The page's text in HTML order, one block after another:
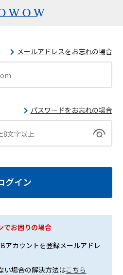
メールアドレスをお忘れの場合
パスワードをお忘れの場合
でお困りの場合
アカウントを登録メールアドレ
い場合の解決方法はこちら